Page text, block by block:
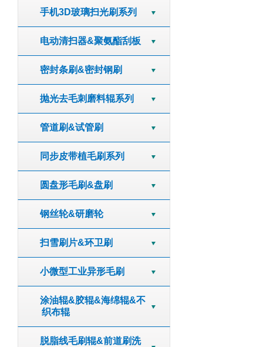
手机3D玻璃扫光刷系列
电动清扫器&聚氨酯刮板
密封条刷&密封钢刷
抛光去毛刺磨料辊系列
管道刷&试管刷
同步皮带植毛刷系列
圆盘形毛刷&盘刷
钢丝轮&研磨轮
扫雪刷片&环卫刷
小微型工业异形毛刷
涂油辊&胶辊&海绵辊&不
织布辊
脱脂线毛刷辊&前道刷洗